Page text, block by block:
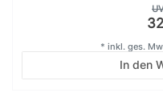
In den
* inkl. ges.